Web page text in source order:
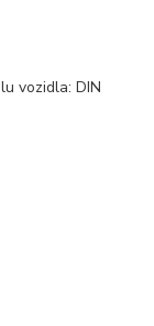
vozidla: DIN